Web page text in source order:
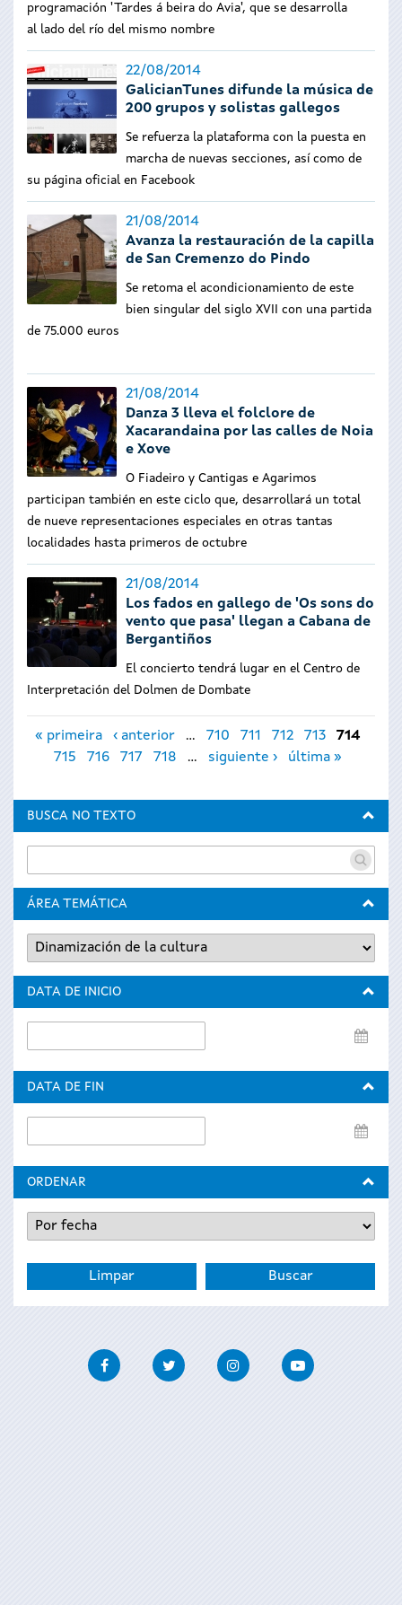
programación 'Tardes á beira do Avia', que se desarrolla
al lado del río del mismo nombre
22/08/2014
GalicianTunes difunde la música de
200 grupos y solistas gallegos
Se refuerza la plataforma con la puesta en
marcha de nuevas secciones, así como de
su página oficial en Facebook
21/08/2014
Avanza la restauración de la capilla
de San Cremenzo do Pindo
Se retoma el acondicionamiento de este
bien singular del siglo XVII con una partida
de 75.000 euros
21/08/2014
Danza 3 lleva el folclore de
Xacarandaina por las calles de Noia
e Xove
O Fiadeiro y Cantigas e Agarimos
participan también en este ciclo que, desarrollará un total
de nueve representaciones especiales en otras tantas
localidades hasta primeros de octubre
21/08/2014
Los fados en gallego de 'Os sons do
vento que pasa' llegan a Cabana de
Bergantiños
El concierto tendrá lugar en el Centro de
Interpretación del Dolmen de Dombate
Páginas
« primeira ‹ anterior … 710 711 712 713
714
715
716 717 718 … siguiente › última »
BUSCA NO TEXTO
ÁREA TEMÁTICA
DATA DE INICIO
de
DATA DE FIN
de
ORDENAR
FacebookTwitter InstagramYoutube